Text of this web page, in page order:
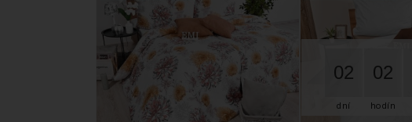
02
dní
02
hodín